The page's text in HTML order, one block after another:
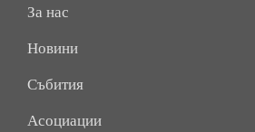
За нас
Новини
Събития
Асоциации